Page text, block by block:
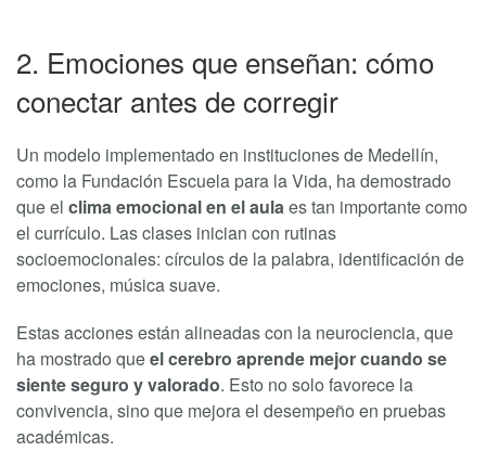
2. Emociones que enseñan: cómo
conectar antes de corregir
Un modelo implementado en instituciones de Medellín,
como la Fundación Escuela para la Vida, ha demostrado
que el clima emocional en el aulaes tan importante como
el currículo. Las clases inician con rutinas
socioemocionales: círculos de la palabra, identificación de
emociones, música suave.
Estas acciones están alineadas con la neurociencia, que
ha mostrado queel cerebro aprende mejor cuando se
siente seguro y valorado. Esto no solo favorece la
convivencia, sino que mejora el desempeño en pruebas
académicas.